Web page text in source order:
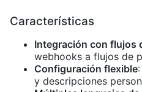
Características
Integración con flujos
webhooks a flujos de
Configuración flexible
y descripciones